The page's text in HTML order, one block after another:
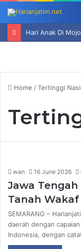
Home /Tertinggi
wan 16 June 2026
Jawa
Tanah
SEMARANG –
daerah dengan
Indonesia, dengan